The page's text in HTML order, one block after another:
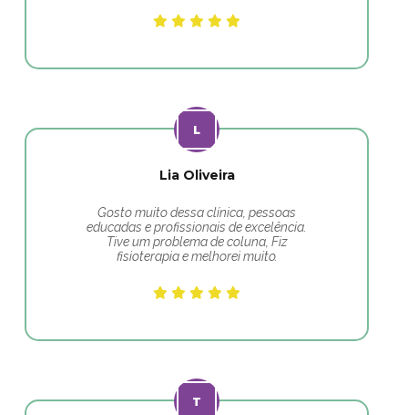
Lia Oliveira
Gosto muito dessa clínica, pessoas
educadas e profissionais de excelência.
Tive um problema de coluna, Fiz
fisioterapia e melhorei muito.